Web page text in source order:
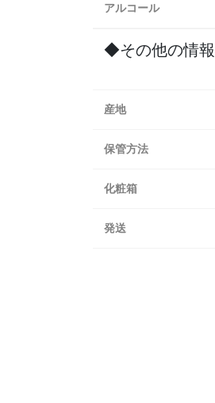
アルコール
◆その他の情報
産地
保管方法
化粧箱
発送